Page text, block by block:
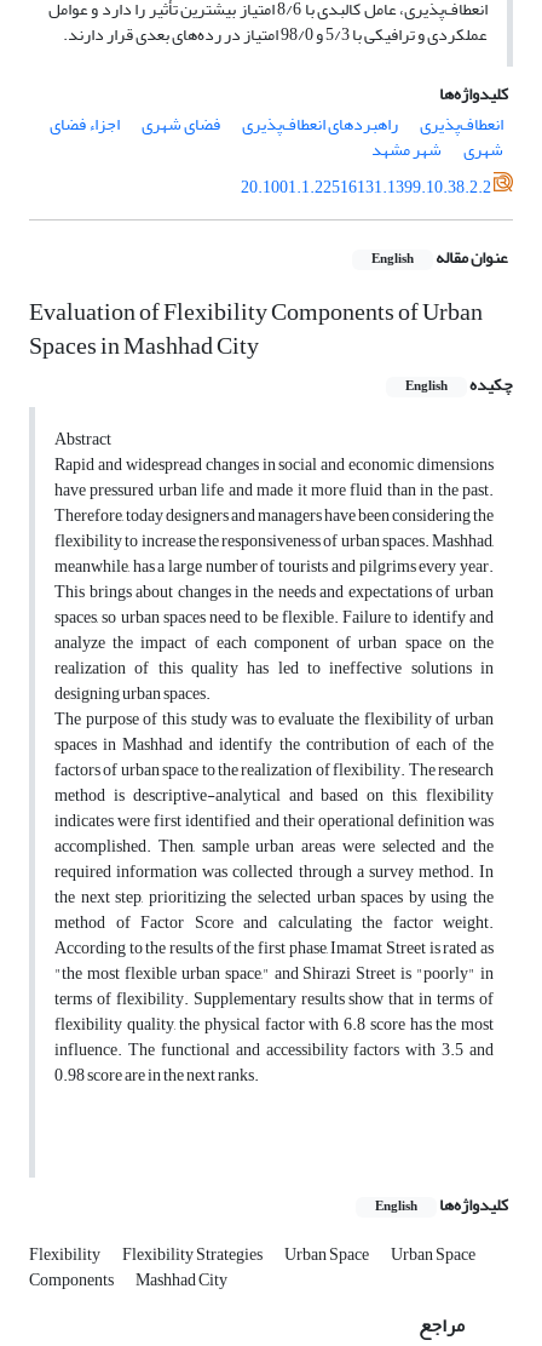
انعطاف‌پذیری، عامل کالبدی با 8/6 امتیاز بیشترین تأثیر را دارد و عوامل
عملکردی و ترافیکی با 5/3 و 98/0 امتیاز در رده‌های بعدی قرار دارند.
کلیدواژه‌ها
انعطاف‌پذیری
راهبردهای انعطاف‌پذیری فضای شهری اجزاء فضای
شهری
شهر مشهد
20.1001.1.22516131.1399.10.38.2.2
عنوان مقاله English
Evaluation of Flexibility Components of Urban
Spaces in Mashhad City
چکیده English
Abstract
Rapid and widespread changes in social and economic dimensions
have pressured urban life and made it more fluid than in the past.
Therefore, today designers and managers have been considering the
flexibility to increase the responsiveness of urban spaces. Mashhad,
meanwhile, has a large number of tourists and pilgrims every year.
This brings about changes in the needs and expectations of urban
spaces, so urban spaces need to be flexible. Failure to identify and
analyze the impact of each component of urban space on the
realization of this quality has led to ineffective solutions in
designing urban spaces.
The purpose of this study was to evaluate the flexibility of urban
spaces in Mashhad and identify the contribution of each of the
factors of urban space to the realization of flexibility. The research
method is descriptive-analytical and based on this, flexibility
indicates were first identified and their operational definition was
accomplished. Then, sample urban areas were selected and the
required information was collected through a survey method. In
the next step, prioritizing the selected urban spaces by using the
method of Factor Score and calculating the factor weight.
According to the results of the first phase, Imamat Street is rated as
"the most flexible urban space," and Shirazi Street is "poorly" in
terms of flexibility. Supplementary results show that in terms of
flexibility quality, the physical factor with 6.8 score has the most
influence. The functional and accessibility factors with 3.5 and
0.98 score are in the next ranks.
کلیدواژه‌ها English
Flexibility Flexibility Strategies Urban Space Urban Space
Components Mashhad City
مراجع